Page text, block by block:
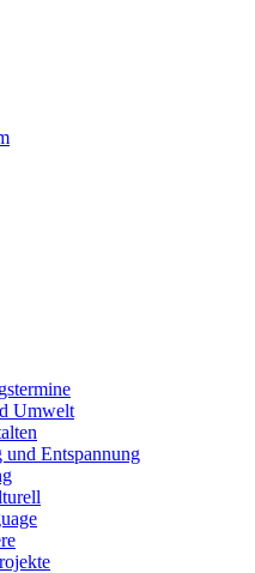
Umwelt
und Entspannung